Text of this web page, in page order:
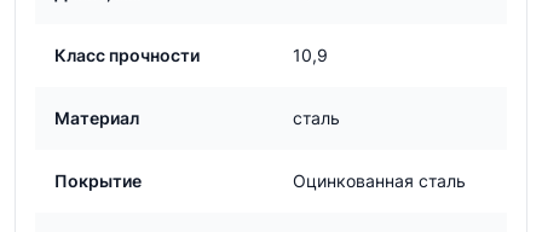
Класс прочности 10,9
Материал сталь
Покрытие Оцинкованная сталь